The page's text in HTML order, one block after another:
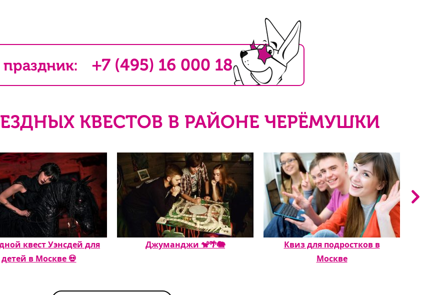
праздник: +7 (495) 16 000 18
КВЕСТОВ В РАЙОНЕ ЧЕРЁМУШКИ
квест Уэнсдей для
детей в Москве 💀
Джуманджи 🐒🌴🐘
Квиз для подростков в
Москве